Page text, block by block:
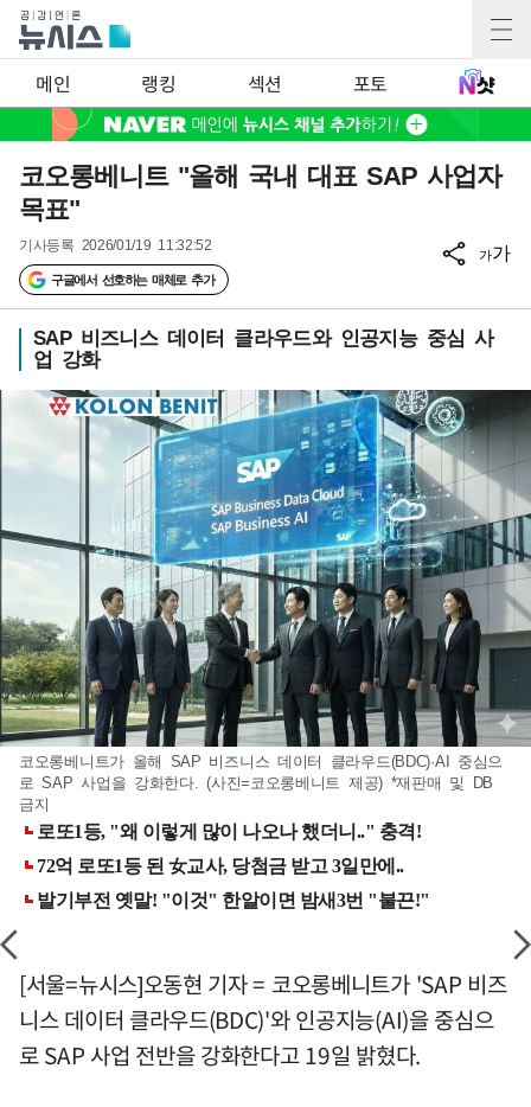
메인 랭킹 섹션 포토
코오롱베니트 "올해 국내 대표 SAP 사업자
목표"
기사등록 2026/01/19 11:32:52
구글에서 선호하는 매체로 추가
가가
SAP 비즈니스 데이터 클라우드와 인공지능 중심 사
업 강화
코오롱베니트가 올해 SAP 비즈니스 데이터 클라우드(BDC)·AI 중심으
로 SAP 사업을 강화한다. (사진=코오롱베니트 제공) *재판매 및 DB
금지
[서울=뉴시스]오동현 기자 = 코오롱베니트가 'SAP 비즈
니스 데이터 클라우드(BDC)'와 인공지능(AI)을 중심으
로 SAP 사업 전반을 강화한다고 19일 밝혔다.